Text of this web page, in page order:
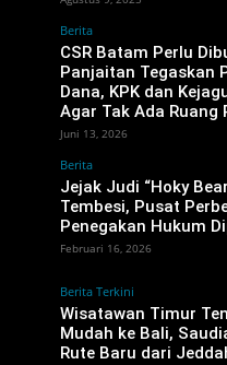
Berita
‎CSR Batam Perlu
Panjaitan Tegaskan
Dana, KPK dan
Agar Tak Ada Ruang
Juni 13, 2026
Berita
Jejak Judi “Hoky
Tembesi, Pusat
Penegakan Hukum
Februari 16, 2026
Berita Terkini
Wisatawan Timur
Mudah ke Bali,
Rute Baru dari